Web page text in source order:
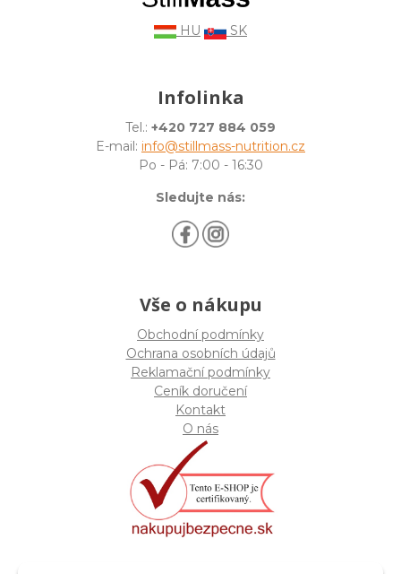
HU SK
Infolinka
Tel.: +420 727 884 059
E-mail: info@stillmass-nutrition.cz
Po - Pá: 7:00 - 16:30
Sledujte nás:
Vše o nákupu
Obchodní podmínky
Ochrana osobních údajů
Reklamační podmínky
Ceník doručení
Kontakt
O nás